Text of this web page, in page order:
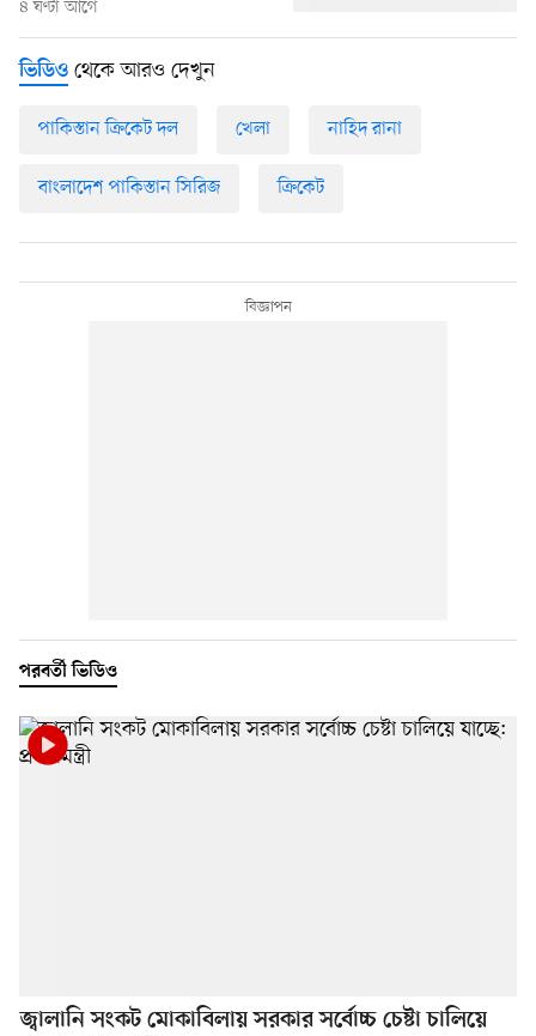
৪ ঘণ্টা আগে
ভিডিও থেকে আরও দেখুন
পাকিস্তান ক্রিকেট দল খেলা নাহিদ রানা
বাংলাদেশ পাকিস্তান সিরিজ ক্রিকেট
পরবর্তী ভিডিও
জ্বালানি সংকট মোকাবিলায় সরকার সর্বোচ্চ চেষ্টা চালিয়ে